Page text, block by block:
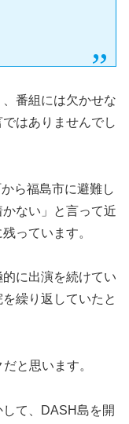
番組には欠かせな
はありませんでし
ら福島市に避難し
ない」と言って近
っています。
に出演を続けてい
繰り返していたと
と思います。
て、DASH島を開